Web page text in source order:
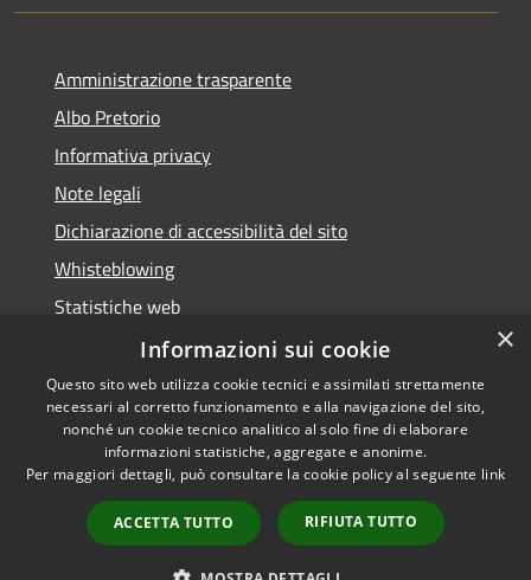
Amministrazione trasparente
Albo Pretorio
Informativa privacy
Note legali
Dichiarazione di accessibilità del sito
Whisteblowing
Statistiche web
Segnalazioni di non conformità
RSS
Accessibility
Copyright © 2026 • Town of •
Municipium
Admin access
×
Informazioni sui cookie
Questo sito web utilizza cookie tecnici e assimilati strettamente
necessari al corretto funzionamento e alla navigazione del sito,
nonché un cookie tecnico analitico al solo fine di elaborare
informazioni statistiche, aggregate e anonime.
Per maggiori dettagli, può consultare la cookie policy al seguente link
ACCETTA TUTTO RIFIUTA TUTTO